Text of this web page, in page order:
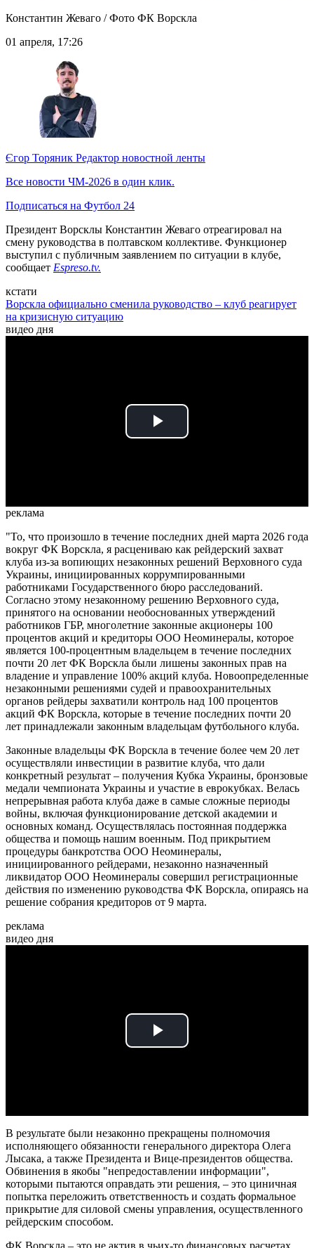
Константин Жеваго / Фото ФК Ворскла
01 апреля, 17:26
Єгор Торяник Редактор новостной ленты
Все новости ЧМ-2026 в один клик.
Подписаться на Футбол 24
Президент Ворсклы Константин Жеваго отреагировал на
смену руководства в полтавском коллективе. Функционер
выступил с публичным заявлением по ситуации в клубе,
сообщает Espreso.tv.
кстати
Ворскла официально сменила руководство – клуб реагирует
на кризисную ситуацию
видео дня
Play
реклама
"То, что произошло в течение последних дней марта 2026 года
вокруг ФК Ворскла, я расцениваю как рейдерский захват
клуба из-за вопиющих незаконных решений Верховного суда
Украины, инициированных коррумпированными
работниками Государственного бюро расследований.
Согласно этому незаконному решению Верховного суда,
принятого на основании необоснованных утверждений
работников ГБР, многолетние законные акционеры 100
процентов акций и кредиторы ООО Неоминералы, которое
является 100-процентным владельцем в течение последних
почти 20 лет ФК Ворскла были лишены законных прав на
владение и управление 100% акций клуба. Новоопределенные
незаконными решениями судей и правоохранительных
органов рейдеры захватили контроль над 100 процентов
акций ФК Ворскла, которые в течение последних почти 20
лет принадлежали законным владельцам футбольного клуба.
Законные владельцы ФК Ворскла в течение более чем 20 лет
осуществляли инвестиции в развитие клуба, что дали
конкретный результат – получения Кубка Украины, бронзовые
медали чемпионата Украины и участие в еврокубках. Велась
непрерывная работа клуба даже в самые сложные периоды
войны, включая функционирование детской академии и
основных команд. Осуществлялась постоянная поддержка
общества и помощь нашим военным. Под прикрытием
процедуры банкротства ООО Неоминералы,
инициированного рейдерами, незаконно назначенный
ликвидатор ООО Неоминералы совершил регистрационные
действия по изменению руководства ФК Ворскла, опираясь на
решение собрания кредиторов от 9 марта.
реклама
видео дня
Play
В результате были незаконно прекращены полномочия
исполняющего обязанности генерального директора Олега
Лысака, а также Президента и Вице-президентов общества.
Обвинения в якобы "непредоставлении информации",
которыми пытаются оправдать эти решения, – это циничная
попытка переложить ответственность и создать формальное
прикрытие для силовой смены управления, осуществленного
рейдерским способом.